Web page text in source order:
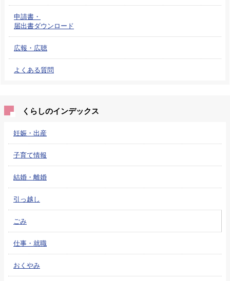
申請書・
届出書ダウンロード
広報・広聴
よくある質問
くらしのインデックス
妊娠・出産
子育て情報
結婚・離婚
引っ越し
ごみ
仕事・就職
おくやみ